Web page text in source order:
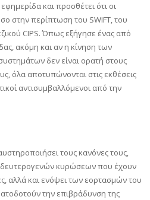
και προσθέτει ότι οι
στην περίπτωση του SWIFT, του
CIPS. Όπως εξήγησε ένας από
ακόμη και αν η κίνηση των
δεν είναι ορατή στους
όλα αποτυπώνονται στις εκθέσεις
αντισυμβαλλόμενοι από την
τους κανόνες τους,
κυρώσεων που έχουν
αλλά και ενόψει των εορτασμών του
την επιβράδυνση της